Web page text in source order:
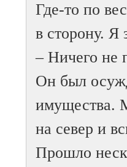
Где-то по
в сторону. Я
– Ничего не
Он был
имущества.
на север и
Прошло